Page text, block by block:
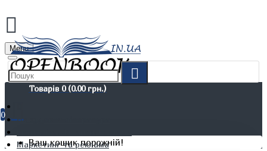
Menu
Товарів 0 (0.00 грн.)
0
Ваш кошик порожній!
Не художня література
Маркетинг та реклама